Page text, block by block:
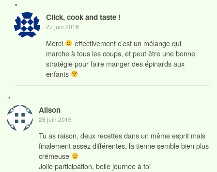
"
Click, cook and taste !
27 juin 2016
Merci
effectivement c’est un mélange qui
marche à tous les coups, et peut être une bonne
stratégie pour faire manger des épinards aux
enfants
"
Alison
28 juin 2016
Tu as raison, deux recettes dans un même esprit mais
finalement assez différentes, la tienne semble bien plus
crémeuse
Jolie participation, belle journée à toi